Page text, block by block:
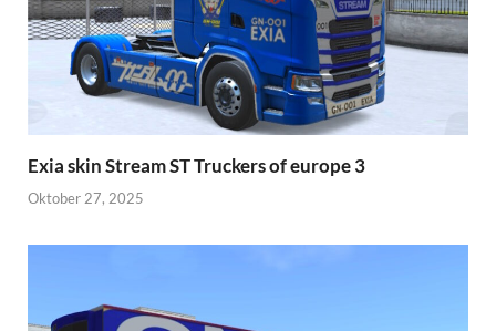
Exia skin Stream ST Truckers of europe 3
Oktober 27, 2025